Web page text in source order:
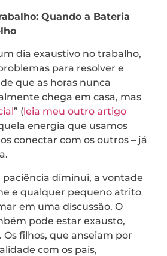
Quando a Bateria
dia exaustivo no trabalho,
para resolver e
que as horas nunca
chega em casa, mas
” (leia meu outro artigo
energia que usamos
conectar com os outros – já
paciência diminui, a vontade
e qualquer pequeno atrito
em uma discussão. O
pode estar exausto,
filhos, que anseiam por
com os pais,